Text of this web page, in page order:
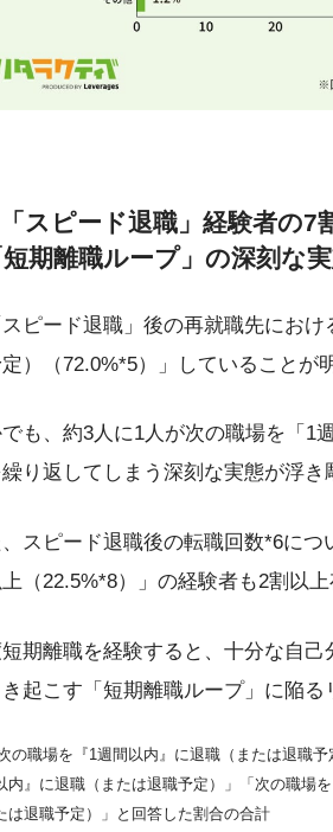
スピード退職」経験者の7
短期離職ループ」の深刻な
ピード退職」後の再就職先におけ
）（72.0%*5）」していることが
も、約3人に1人が次の職場を「1
り返してしまう深刻な実態が浮き
、スピード退職後の転職回数*6に
（22.5%*8）」の経験者も2割以上
期離職を経験すると、十分な自
起こす「短期離職ループ」に陥る
の職場を『1週間以内』に退職（または退職
内』に退職（または退職予定）」「次の職場
は退職予定）」と回答した割合の合計